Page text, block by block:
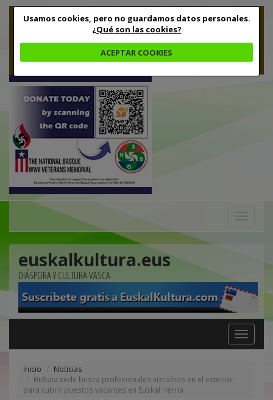
Usamos cookies, pero no guardamos datos personales.
¿Qué son las cookies?
ACEPTAR COOKIES
euskalkultura.eus
DIÁSPORA Y CULTURA VASCA
Toggle
navigation
Inicio
Noticias
Bizkaia:xede busca profesionales vizcaínos en el exterior
para cubrir puestos vacantes en Euskal Herria